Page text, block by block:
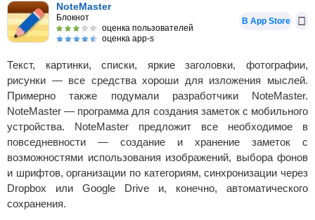
NoteMaster
Блокнот
оценка пользователей
оценка app-s
В App Store
Текст, картинки, списки, яркие заголовки, фотографии,
рисунки — все средства хороши для изложения мыслей.
Примерно также подумали разработчики NoteMaster.
NoteMaster — программа для создания заметок с мобильного
устройства. NoteMaster предложит все необходимое в
повседневности — создание и хранение заметок с
возможностями использования изображений, выбора фонов
и шрифтов, организации по категориям, синхронизации через
Dropbox или Google Drive и, конечно, автоматического
сохранения.